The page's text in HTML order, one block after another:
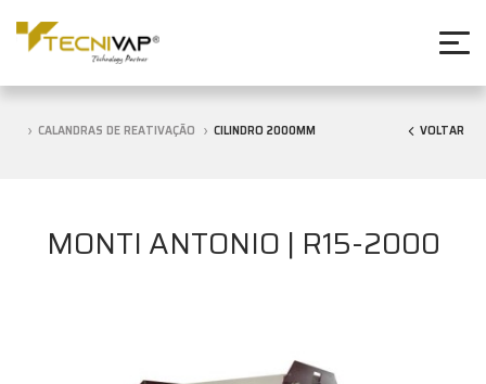
CALANDRAS DE REATIVAÇÃO CILINDRO 2000MM VOLTAR
MONTI ANTONIO | R15-2000